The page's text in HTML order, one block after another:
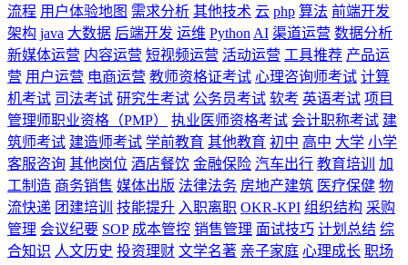
流程 用户体验地图 需求分析 其他技术 云 php 算法 前端开发
架构 java 大数据 后端开发 运维 Python AI 渠道运营 数据分析
新媒体运营 内容运营 短视频运营 活动运营 工具推荐 产品运
营 用户运营 电商运营 教师资格证考试 心理咨询师考试 计算
机考试 司法考试 研究生考试 公务员考试 软考 英语考试 项目
管理师职业资格（PMP）
执业医师资格考试 会计职称考试 建
筑师考试 建造师考试 学前教育 其他教育 初中 高中 大学 小学
客服咨询 其他岗位 酒店餐饮 金融保险 汽车出行 教育培训
加
工制造 商务销售 媒体出版 法律法务 房地产建筑 医疗保健 物
流快递 团建培训 技能提升 入职离职 OKR-KPI 组织结构 采购
管理 会议纪要 SOP 成本管控 销售管理 面试技巧 计划总结 综
合知识 人文历史 投资理财 文学名著 亲子家庭 心理成长 职场